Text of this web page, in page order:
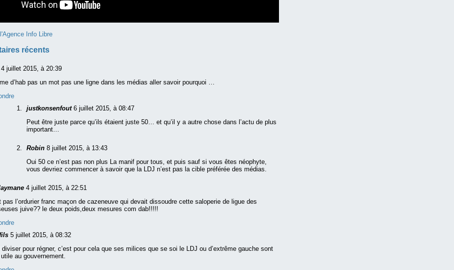
Info Libre
récents
4 juillet 2015, à 20:39
d’hab pas un mot pas une ligne dans les médias aller savoir pourquoi …
justkonsenfout 6 juillet 2015, à 08:47
Peut être juste parce qu’ils étaient juste 50… et qu’il y a autre chose dans l’actu de plus
important…
Robin 8 juillet 2015, à 13:43
Oui 50 ce n’est pas non plus La manif pour tous, et puis sauf si vous êtes néophyte,
vous devriez commencer à savoir que la LDJ n’est pas la cible préférée des médias.
4 juillet 2015, à 22:51
pas l’ordurier franc maçon de cazeneuve qui devait dissoudre cette saloperie de ligue des
juive?? le deux poids,deux mesures com dab!!!!!
5 juillet 2015, à 08:32
diviser pour régner, c’est pour cela que ses milices que se soi le LDJ ou d’extrême gauche sont
utile au gouvernement.